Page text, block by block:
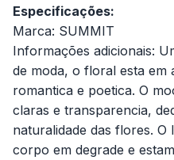
Especificações:
Marca: SUMMIT
Informações adicionais:
de moda, o floral esta em
romantica e poetica. O
claras e transparencia,
naturalidade das flores. O
corpo em degrade e